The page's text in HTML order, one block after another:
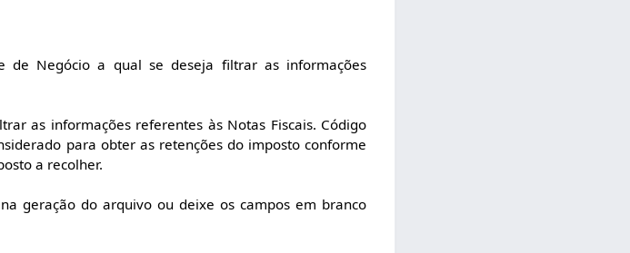
Negócio a qual se deseja filtrar as informações
as informações referentes às Notas Fiscais. Código
para obter as retenções do imposto conforme
a recolher.
geração do arquivo ou deixe os campos em branco